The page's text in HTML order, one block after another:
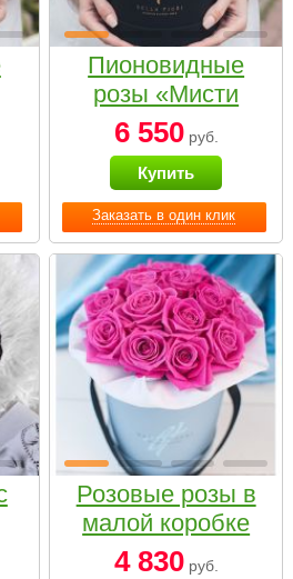
Заказать в один клик
Пионовидные
розы «Мисти
бабблс» в
черной коробке
Small
6 550руб.
Купить
Розовые розы в
малой коробке
4 830руб.